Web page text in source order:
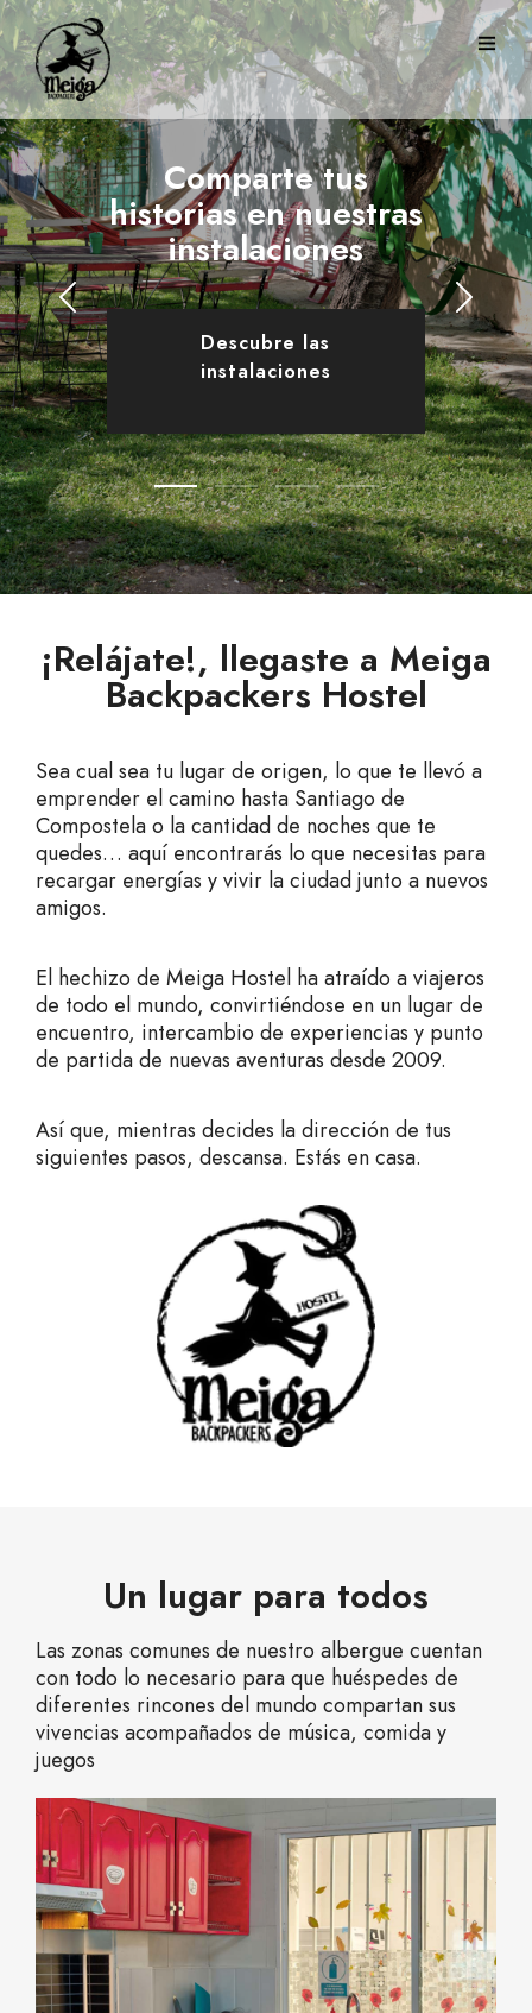
Comparte tus
historias en nuestras
instalaciones
Descubre las
instalaciones
¡Relájate!, llegaste a Meiga
Backpackers Hostel
Sea cual sea tu lugar de origen, lo que te llevó a
emprender el camino hasta Santiago de
Compostela o la cantidad de noches que te
quedes… aquí encontrarás lo que necesitas para
recargar energías y vivir la ciudad junto a nuevos
amigos.
El hechizo de Meiga Hostel ha atraído a viajeros
de todo el mundo, convirtiéndose en un lugar de
encuentro, intercambio de experiencias y punto
de partida de nuevas aventuras desde 2009.
Así que, mientras decides la dirección de tus
siguientes pasos, descansa. Estás en casa.
Un lugar para todos
Las zonas comunes de nuestro albergue cuentan
con todo lo necesario para que huéspedes de
diferentes rincones del mundo compartan sus
vivencias acompañados de música, comida y
juegos